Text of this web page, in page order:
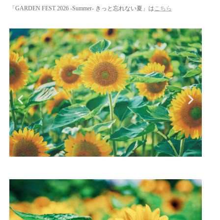
「GARDEN FEST 2026 -Summer- きっと忘れない夏」はこちら